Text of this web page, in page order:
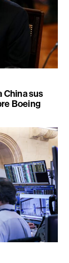
China sus
Boeing